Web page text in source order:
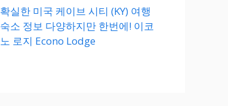
확실한 미국 케이브 시티 (KY) 여행
숙소 정보 다양하지만 한번에! 이코
노 로지 Econo Lodge